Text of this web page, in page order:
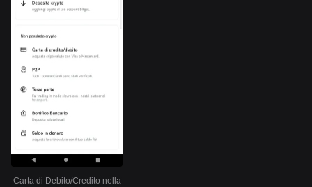
Carta di Debito/Credito nella